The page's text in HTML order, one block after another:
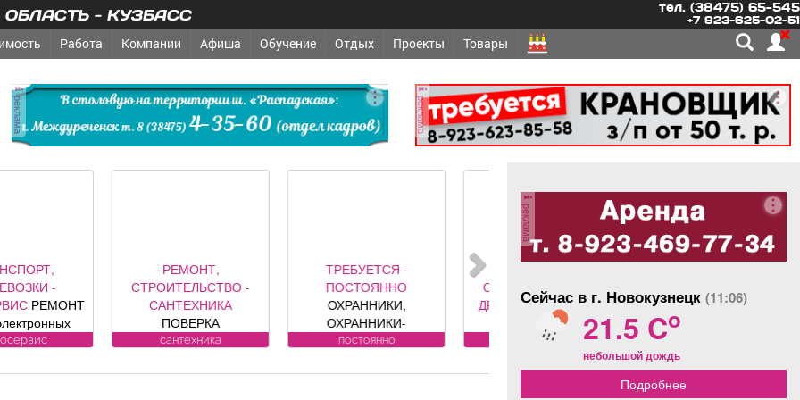
- КУЗБАСС тел. (38475) 65-545
+7 923-625-02-51
Работа Компании Афиша Обучение Отдых Проекты Товары
реклама реклама
РЕМОНТ,
-
САНТЕХНИКА
ПОВЕРКА
на
регистрация.
сантехника
ТРЕБУЕТСЯ -
ПОСТОЯННО
ОХРАННИКИ,
ОХРАННИКИ-
ВОДИТЕЛИ Требования
Условия:
постоянно
РЕМОНТ,
СТРОИТЕЛЬСТВО -
ДРУГОЕЗАБОРЫ под
ключ; ролетные,
секционные ворота (от
представителя
другое
реклама
Сейчас в г. Новокузнецк (11:06)
21.5 Co
небольшой дождь
Подробнее